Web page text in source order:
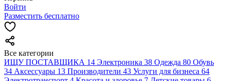
Войти
Разместить бесплатно
Все категории
ИЩУ ПОСТАВЩИКА 14 Электроника 38 Одежда 80 Обувь
34 Аксессуары 13 Производители 43 Услуги для бизнеса 64